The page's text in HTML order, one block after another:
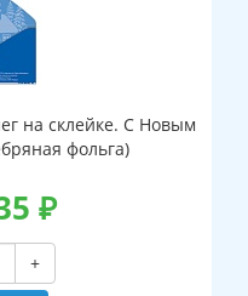
на склейке. С Новым
фольга)
₽
+